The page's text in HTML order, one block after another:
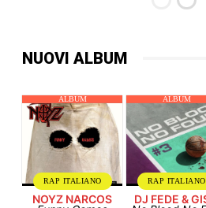
NUOVI ALBUM
ALBUM
RAP ITALIANO
NOYZ NARCOS
ALBUM
RAP ITALIANO
DJ FEDE &